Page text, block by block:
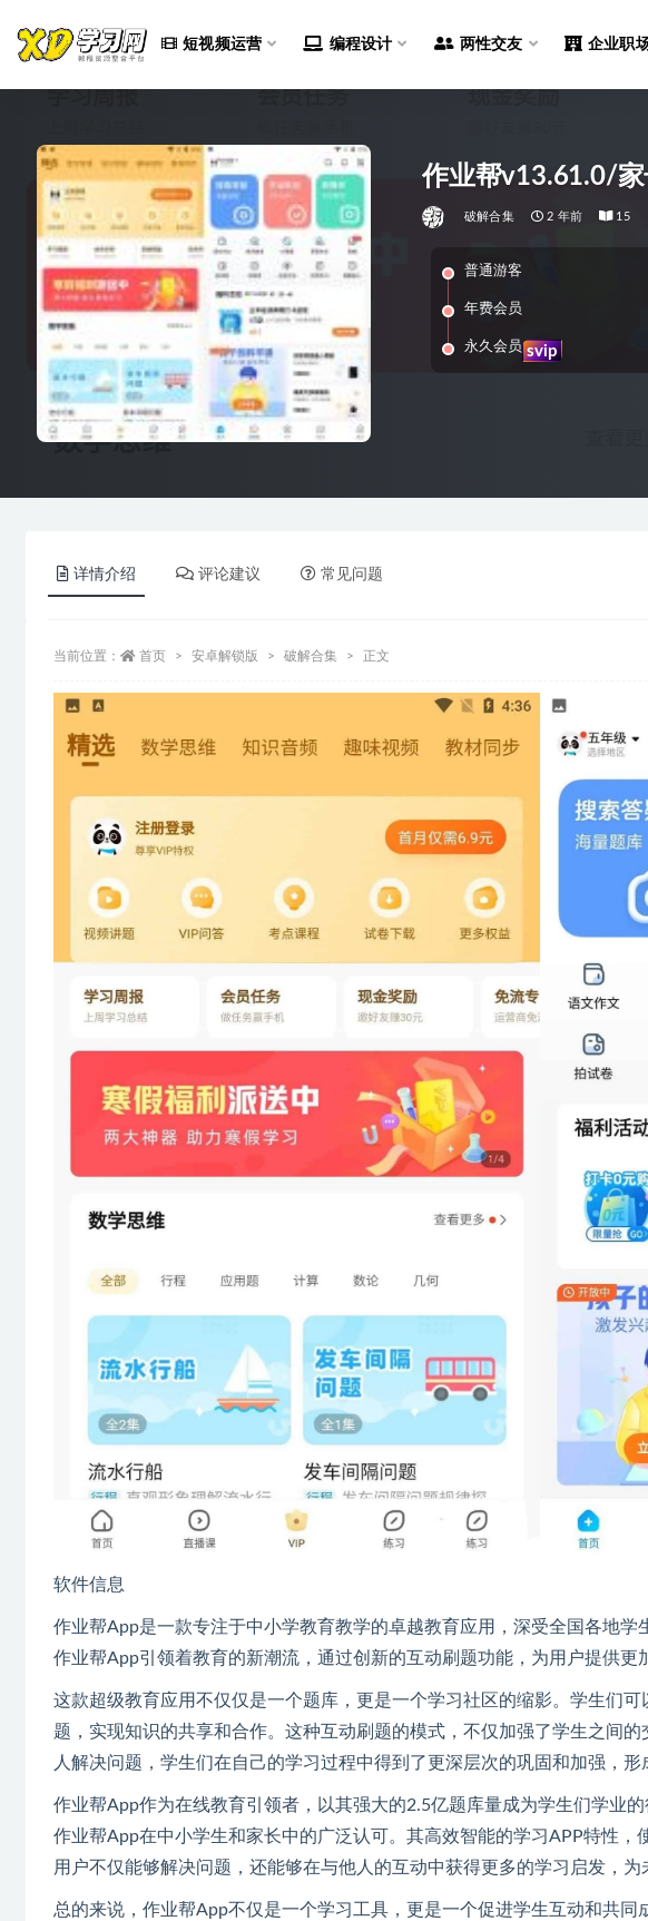
短视频运营 编程设计 两性交友 企业职
作业帮v13.61.0/
破解合集 2 年前 15
普通游客
年费会员
永久会员 svip
详情介绍 评论建议 常见问题
当前位置： 首页 安卓解锁版 破解合集 正文
软件信息
作业帮App是一款专注于中小学教育教学的卓越教育应用，深受全国各地学
作业帮App引领着教育的新潮流，通过创新的互动刷题功能，为用户提供更
这款超级教育应用不仅仅是一个题库，更是一个学习社区的缩影。学生们
题，实现知识的共享和合作。这种互动刷题的模式，不仅加强了学生之间
人解决问题，学生们在自己的学习过程中得到了更深层次的巩固和加强，形
作业帮App作为在线教育引领者，以其强大的2.5亿题库量成为学生们学业
作业帮App在中小学生和家长中的广泛认可。其高效智能的学习APP特性，
用户不仅能够解决问题，还能够在与他人的互动中获得更多的学习启发，为
总的来说，作业帮App不仅是一个学习工具，更是一个促进学生互动和共